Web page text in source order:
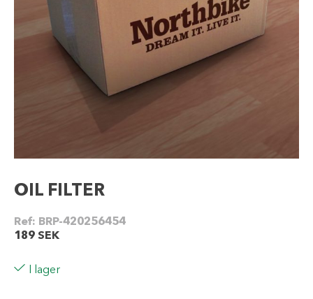
OIL FILTER
Ref: BRP-420256454
189 SEK
I lager